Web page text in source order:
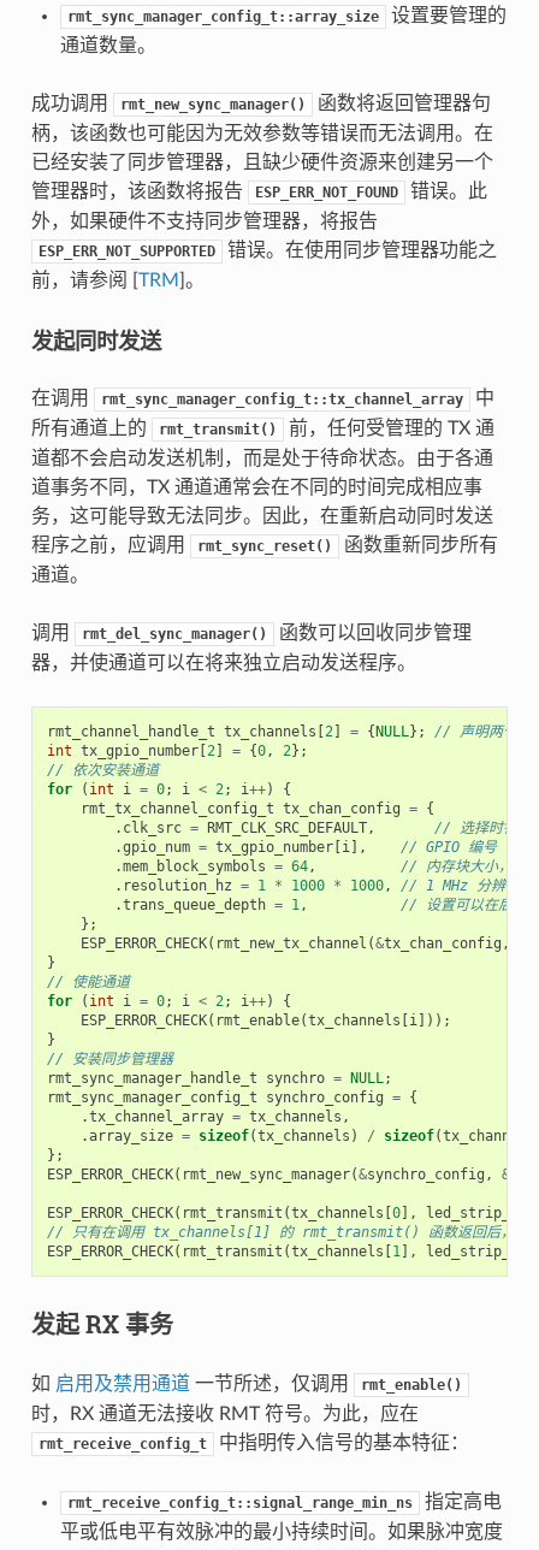
rmt_sync_manager_config_t::array_size
设置要管理的
通道数量。
成功调用 rmt_new_sync_manager()
函数将返回管理器句
柄，该函数也可能因为无效参数等错误而无法调用。在
已经安装了同步管理器，且缺少硬件资源来创建另一个
管理器时，该函数将报告
ESP_ERR_NOT_FOUND
错误。此
外，如果硬件不支持同步管理器，将报告
ESP_ERR_NOT_SUPPORTED
错误。在使用同步管理器功能之
前，请参阅 [ TRM ]。
发起同时发送
在调用 rmt_sync_manager_config_t::tx_channel_array
中
所有通道上的
rmt_transmit()
前，任何受管理的 TX 通
道都不会启动发送机制，而是处于待命状态。由于各通
道事务不同，TX 通道通常会在不同的时间完成相应事
务，这可能导致无法同步。因此，在重新启动同时发送
程序之前，应调用
rmt_sync_reset()
函数重新同步所有
通道。
调用 rmt_del_sync_manager()
函数可以回收同步管理
器，并使通道可以在将来独立启动发送程序。
rmt_channel_handle_t tx_channels 2] = { NULL};
// 声明两个通
int tx_gpio_number[ 2] = {0, 2};
// 依次安装通道
for
( int i = 0; i < 2; i++)
{
rmt_tx_channel_config_t tx_chan_config = {
. clk_src = RMT_CLK_SRC_DEFAULT,
// 选择时钟源
.gpio_num = tx_gpio_number[ i],
// GPIO 编号
.mem_block_symbols = 64,
// 内存块大小，
. resolution_hz = 1 * 1000 * 1000,
// 1 MHz 分辨率
.trans_queue_depth = 1,
// 设置可以在后台
};
ESP_ERROR_CHECK( rmt_new_tx_channel (&tx_chan_config ,
}
// 使能通道
for
( int i = 0; i < 2; i++)
{
ESP_ERROR_CHECK( rmt_enable(tx_channels i]));
}
// 安装同步管理器
rmt_sync_manager_handle_t
synchro = NULL;
rmt_sync_manager_config_t
synchro_config = {
.tx_channel_array = tx_channels ,
.array_size = sizeof(tx_channels ) / sizeof(tx_channels
};
ESP_ERROR_CHECK( rmt_new_sync_manager(&synchro_config , &
ESP_ERROR_CHECK( rmt_transmit (tx_channels 0],
// 只有在调用 tx_channels[1] 的 rmt_transmit() 函数返回后，
ESP_ERROR_CHECK( rmt_transmit (tx_channels 1],
发起 RX 事务
如 启用及禁用通道 一节所述，仅调用 rmt_enable()
时，RX 通道无法接收 RMT 符号。为此，应在
rmt_receive_config_t 中指明传入信号的基本特征：
rmt_receive_config_t::signal_range_min_ns
指定高电
平或低电平有效脉冲的最小持续时间。如果脉冲宽度